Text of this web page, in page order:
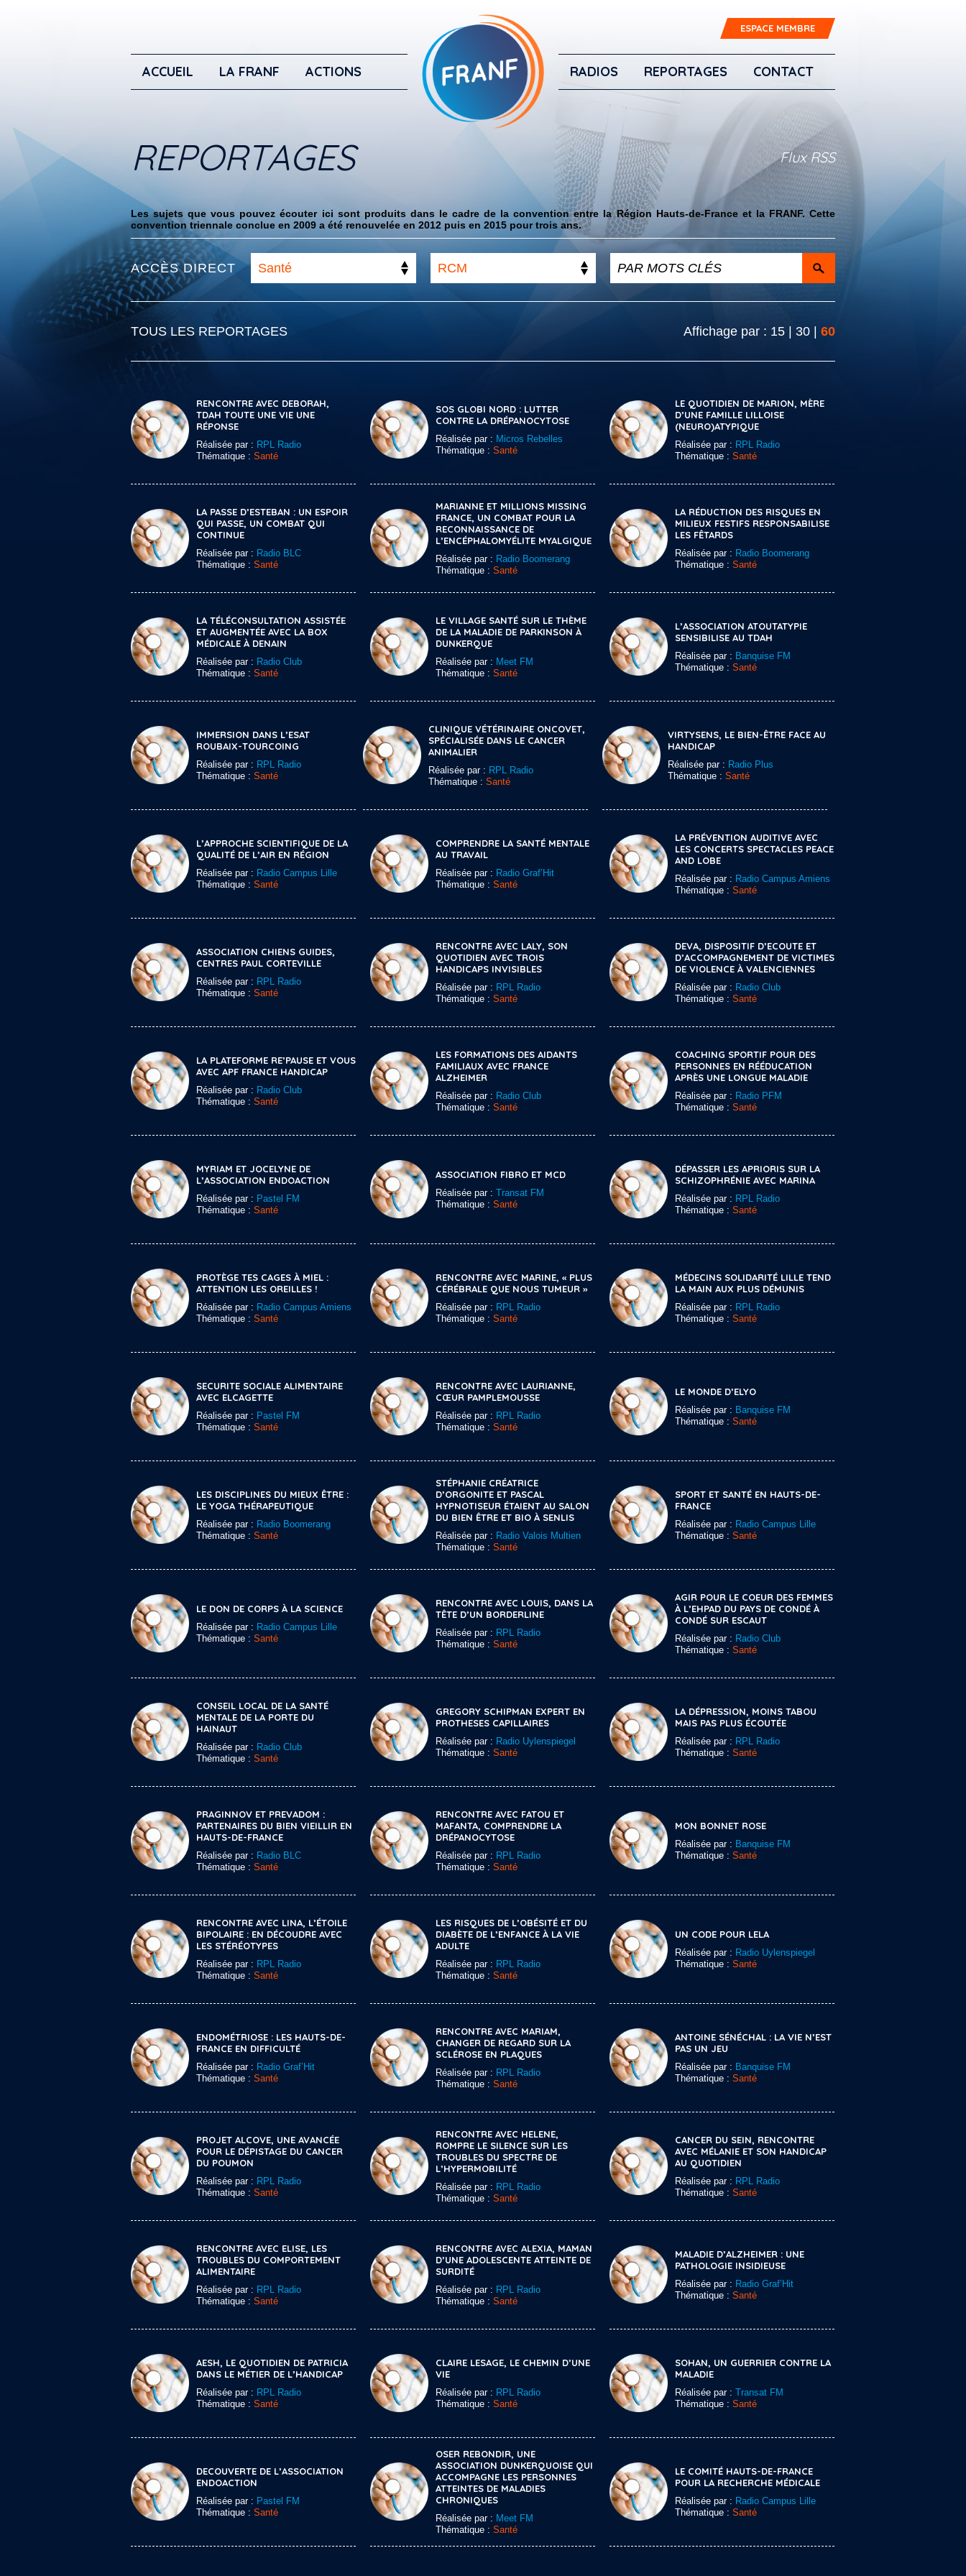
ESPACE MEMBRE
ACCUEIL LA FRANF ACTIONS RADIOS REPORTAGES CONTACT
REPORTAGES Flux RSS
Les sujets que vous pouvez écouter ici sont produits dans le cadre de la convention entre la Région Hauts-de-France et la FRANF. Cette
convention triennale conclue en 2009 a été renouvelée en 2012 puis en 2015 pour trois ans.
ACCÈS DIRECT Santé RCM
TOUS LES REPORTAGES Affichage par : 15 30 60
RENCONTRE AVEC DEBORAH,
TDAH TOUTE UNE VIE UNE
RÉPONSE
Réalisée par : RPL Radio
Thématique : Santé
SOS GLOBI NORD : LUTTER
CONTRE LA DRÉPANOCYTOSE
Réalisée par : Micros Rebelles
Thématique : Santé
LE QUOTIDIEN DE MARION, MÈRE
D’UNE FAMILLE LILLOISE
(NEURO)ATYPIQUE
Réalisée par : RPL Radio
Thématique : Santé
LA PASSE D’ESTEBAN : UN ESPOIR
QUI PASSE, UN COMBAT QUI
CONTINUE
Réalisée par : Radio BLC
Thématique : Santé
MARIANNE ET MILLIONS MISSING
FRANCE, UN COMBAT POUR LA
RECONNAISSANCE DE
L’ENCÉPHALOMYÉLITE MYALGIQUE
Réalisée par : Radio Boomerang
Thématique : Santé
LA RÉDUCTION DES RISQUES EN
MILIEUX FESTIFS RESPONSABILISE
LES FÊTARDS
Réalisée par : Radio Boomerang
Thématique : Santé
LA TÉLÉCONSULTATION ASSISTÉE
ET AUGMENTÉE AVEC LA BOX
MÉDICALE À DENAIN
Réalisée par : Radio Club
Thématique : Santé
LE VILLAGE SANTÉ SUR LE THÈME
DE LA MALADIE DE PARKINSON À
DUNKERQUE
Réalisée par : Meet FM
Thématique : Santé
L’ASSOCIATION ATOUTATYPIE
SENSIBILISE AU TDAH
Réalisée par : Banquise FM
Thématique : Santé
IMMERSION DANS L’ESAT
ROUBAIX-TOURCOING
Réalisée par : RPL Radio
Thématique : Santé
CLINIQUE VÉTÉRINAIRE ONCOVET,
SPÉCIALISÉE DANS LE CANCER
ANIMALIER
Réalisée par : RPL Radio
Thématique : Santé
VIRTYSENS, LE BIEN-ÊTRE FACE AU
HANDICAP
Réalisée par : Radio Plus
Thématique : Santé
L’APPROCHE SCIENTIFIQUE DE LA
QUALITÉ DE L’AIR EN RÉGION
Réalisée par : Radio Campus Lille
Thématique : Santé
COMPRENDRE LA SANTÉ MENTALE
AU TRAVAIL
Réalisée par : Radio Graf’Hit
Thématique : Santé
LA PRÉVENTION AUDITIVE AVEC
LES CONCERTS SPECTACLES PEACE
AND LOBE
Réalisée par : Radio Campus Amiens
Thématique : Santé
ASSOCIATION CHIENS GUIDES,
CENTRES PAUL CORTEVILLE
Réalisée par : RPL Radio
Thématique : Santé
RENCONTRE AVEC LALY, SON
QUOTIDIEN AVEC TROIS
HANDICAPS INVISIBLES
Réalisée par : RPL Radio
Thématique : Santé
DEVA, DISPOSITIF D’ECOUTE ET
D’ACCOMPAGNEMENT DE VICTIMES
DE VIOLENCE À VALENCIENNES
Réalisée par : Radio Club
Thématique : Santé
LA PLATEFORME RE’PAUSE ET VOUS
AVEC APF FRANCE HANDICAP
Réalisée par : Radio Club
Thématique : Santé
LES FORMATIONS DES AIDANTS
FAMILIAUX AVEC FRANCE
ALZHEIMER
Réalisée par : Radio Club
Thématique : Santé
COACHING SPORTIF POUR DES
PERSONNES EN RÉÉDUCATION
APRÈS UNE LONGUE MALADIE
Réalisée par : Radio PFM
Thématique : Santé
MYRIAM ET JOCELYNE DE
L’ASSOCIATION ENDOACTION
Réalisée par : Pastel FM
Thématique : Santé
ASSOCIATION FIBRO ET MCD
Réalisée par : Transat FM
Thématique : Santé
DÉPASSER LES APRIORIS SUR LA
SCHIZOPHRÉNIE AVEC MARINA
Réalisée par : RPL Radio
Thématique : Santé
PROTÈGE TES CAGES À MIEL :
ATTENTION LES OREILLES !
Réalisée par : Radio Campus Amiens
Thématique : Santé
RENCONTRE AVEC MARINE, « PLUS
CÉRÉBRALE QUE NOUS TUMEUR »
Réalisée par : RPL Radio
Thématique : Santé
MÉDECINS SOLIDARITÉ LILLE TEND
LA MAIN AUX PLUS DÉMUNIS
Réalisée par : RPL Radio
Thématique : Santé
SECURITE SOCIALE ALIMENTAIRE
AVEC ELCAGETTE
Réalisée par : Pastel FM
Thématique : Santé
RENCONTRE AVEC LAURIANNE,
CŒUR PAMPLEMOUSSE
Réalisée par : RPL Radio
Thématique : Santé
LE MONDE D’ELYO
Réalisée par : Banquise FM
Thématique : Santé
LES DISCIPLINES DU MIEUX ÊTRE :
LE YOGA THÉRAPEUTIQUE
Réalisée par : Radio Boomerang
Thématique : Santé
STÉPHANIE CRÉATRICE
D’ORGONITE ET PASCAL
HYPNOTISEUR ÉTAIENT AU SALON
DU BIEN ÊTRE ET BIO À SENLIS
Réalisée par : Radio Valois Multien
Thématique : Santé
SPORT ET SANTÉ EN HAUTS-DE-
FRANCE
Réalisée par : Radio Campus Lille
Thématique : Santé
LE DON DE CORPS À LA SCIENCE
Réalisée par : Radio Campus Lille
Thématique : Santé
RENCONTRE AVEC LOUIS, DANS LA
TÊTE D’UN BORDERLINE
Réalisée par : RPL Radio
Thématique : Santé
AGIR POUR LE COEUR DES FEMMES
À L’EHPAD DU PAYS DE CONDÉ À
CONDÉ SUR ESCAUT
Réalisée par : Radio Club
Thématique : Santé
CONSEIL LOCAL DE LA SANTÉ
MENTALE DE LA PORTE DU
HAINAUT
Réalisée par : Radio Club
Thématique : Santé
GREGORY SCHIPMAN EXPERT EN
PROTHESES CAPILLAIRES
Réalisée par : Radio Uylenspiegel
Thématique : Santé
LA DÉPRESSION, MOINS TABOU
MAIS PAS PLUS ÉCOUTÉE
Réalisée par : RPL Radio
Thématique : Santé
PRAGINNOV ET PREVADOM :
PARTENAIRES DU BIEN VIEILLIR EN
HAUTS-DE-FRANCE
Réalisée par : Radio BLC
Thématique : Santé
RENCONTRE AVEC FATOU ET
MAFANTA, COMPRENDRE LA
DRÉPANOCYTOSE
Réalisée par : RPL Radio
Thématique : Santé
MON BONNET ROSE
Réalisée par : Banquise FM
Thématique : Santé
RENCONTRE AVEC LINA, L’ÉTOILE
BIPOLAIRE : EN DÉCOUDRE AVEC
LES STÉRÉOTYPES
Réalisée par : RPL Radio
Thématique : Santé
LES RISQUES DE L’OBÉSITÉ ET DU
DIABÈTE DE L’ENFANCE À LA VIE
ADULTE
Réalisée par : RPL Radio
Thématique : Santé
UN CODE POUR LELA
Réalisée par : Radio Uylenspiegel
Thématique : Santé
ENDOMÉTRIOSE : LES HAUTS-DE-
FRANCE EN DIFFICULTÉ
Réalisée par : Radio Graf’Hit
Thématique : Santé
RENCONTRE AVEC MARIAM,
CHANGER DE REGARD SUR LA
SCLÉROSE EN PLAQUES
Réalisée par : RPL Radio
Thématique : Santé
ANTOINE SÉNÉCHAL : LA VIE N’EST
PAS UN JEU
Réalisée par : Banquise FM
Thématique : Santé
PROJET ALCOVE, UNE AVANCÉE
POUR LE DÉPISTAGE DU CANCER
DU POUMON
Réalisée par : RPL Radio
Thématique : Santé
RENCONTRE AVEC HELENE,
ROMPRE LE SILENCE SUR LES
TROUBLES DU SPECTRE DE
L’HYPERMOBILITÉ
Réalisée par : RPL Radio
Thématique : Santé
CANCER DU SEIN, RENCONTRE
AVEC MÉLANIE ET SON HANDICAP
AU QUOTIDIEN
Réalisée par : RPL Radio
Thématique : Santé
RENCONTRE AVEC ELISE, LES
TROUBLES DU COMPORTEMENT
ALIMENTAIRE
Réalisée par : RPL Radio
Thématique : Santé
RENCONTRE AVEC ALEXIA, MAMAN
D’UNE ADOLESCENTE ATTEINTE DE
SURDITÉ
Réalisée par : RPL Radio
Thématique : Santé
MALADIE D’ALZHEIMER : UNE
PATHOLOGIE INSIDIEUSE
Réalisée par : Radio Graf’Hit
Thématique : Santé
AESH, LE QUOTIDIEN DE PATRICIA
DANS LE MÉTIER DE L’HANDICAP
Réalisée par : RPL Radio
Thématique : Santé
CLAIRE LESAGE, LE CHEMIN D’UNE
VIE
Réalisée par : RPL Radio
Thématique : Santé
SOHAN, UN GUERRIER CONTRE LA
MALADIE
Réalisée par : Transat FM
Thématique : Santé
DECOUVERTE DE L’ASSOCIATION
ENDOACTION
Réalisée par : Pastel FM
Thématique : Santé
OSER REBONDIR, UNE
ASSOCIATION DUNKERQUOISE QUI
ACCOMPAGNE LES PERSONNES
ATTEINTES DE MALADIES
CHRONIQUES
Réalisée par : Meet FM
Thématique : Santé
LE COMITÉ HAUTS-DE-FRANCE
POUR LA RECHERCHE MÉDICALE
Réalisée par : Radio Campus Lille
Thématique : Santé